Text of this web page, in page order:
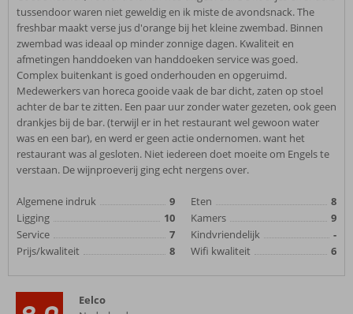
tussendoor waren niet geweldig en ik miste de avondsnack. The
freshbar maakt verse jus d'orange bij het kleine zwembad. Binnen
zwembad was ideaal op minder zonnige dagen. Kwaliteit en
afmetingen handdoeken van handdoeken service was goed.
Complex buitenkant is goed onderhouden en opgeruimd.
Medewerkers van horeca gooide vaak de bar dicht, zaten op stoel
achter de bar te zitten. Een paar uur zonder water gezeten, ook geen
drankjes bij de bar. (terwijl er in het restaurant wel gewoon water
was en een bar), en werd er geen actie ondernomen. want het
restaurant was al gesloten. Niet iedereen doet moeite om Engels te
verstaan. De wijnproeverij ging echt nergens over.
Algemene indruk
9
Ligging
10
Service
7
Prijs/kwaliteit
8
Eten
8
Kamers
9
Kindvriendelijk
-
Wifi kwaliteit
6
Eelco